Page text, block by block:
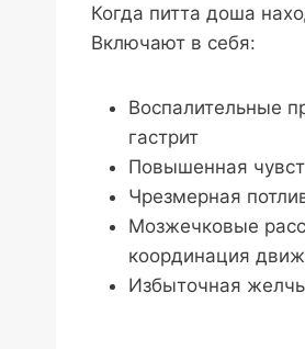
Когда питта доша
Включают в себя:
Воспалительные
гастрит
Повышенная
Чрезмерная
Мозжечковые
координация
Избыточная